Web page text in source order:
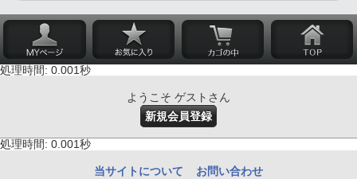
処理時間: 0.001秒
ようこそ ゲストさん
新規会員登録
処理時間: 0.001秒
当サイトについて お問い合わせ